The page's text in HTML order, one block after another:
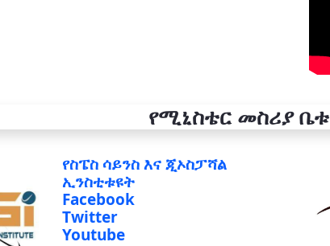
የሚኒስቴር መስሪያ
የስፔስ ሳይንስ እና ጂኦስፓሻል
ኢንስቲቱዩት
Facebook
Twitter
Youtube